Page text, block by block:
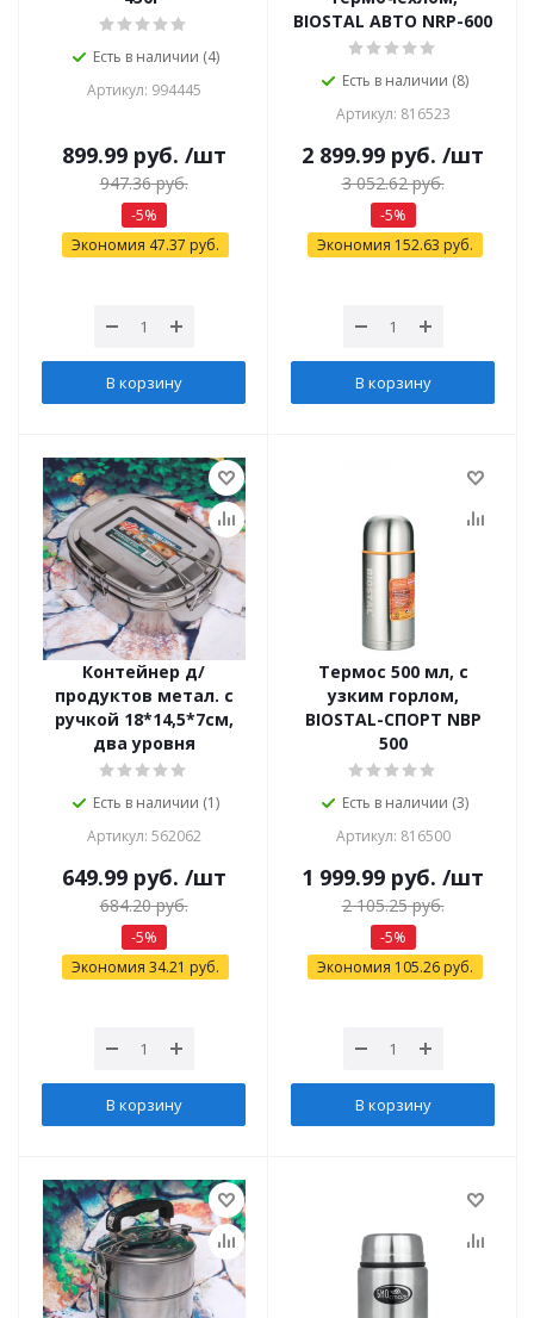
Есть в наличии (4)
Артикул: 994445
899.99руб. /шт
947.36руб.
-5%
Экономия 47.37 руб.
В корзину
BIOSTAL АВТО NRP-600
Есть в наличии (8)
Артикул: 816523
2 899.99 руб. /шт
3 052.62руб.
-5%
Экономия 152.63 руб.
В корзину
Контейнер д/
продуктов метал. с
ручкой 18*14,5*7см,
два уровня
Есть в наличии (1)
Артикул: 562062
649.99руб. /шт
684.20руб.
-5%
Экономия 34.21 руб.
В корзину
Термос 500 мл, с
узким горлом,
BIOSTAL-СПОРТ NBP
500
Есть в наличии (3)
Артикул: 816500
1 999.99 руб. /шт
2 105.25руб.
-5%
Экономия 105.26руб.
В корзину